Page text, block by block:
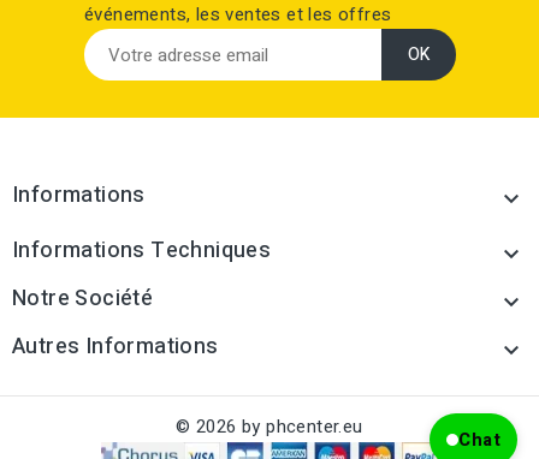
événements, les ventes et les offres
Informations 
Informations Techniques 
Notre Société 
Autres Informations 
© 2026 by phcenter.eu Chat